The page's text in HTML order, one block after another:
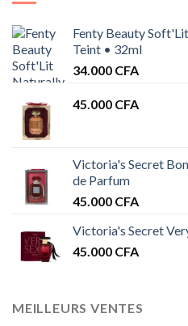
Fenty Beauty
Teint • 32ml
34.000 CFA
45.000 CFA
Victoria's Secret
de Parfum
45.000 CFA
Victoria's Secret
45.000 CFA
MEILLEURS VENTES